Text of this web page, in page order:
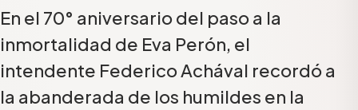
En el 70° aniversario del paso a la
inmortalidad de Eva Perón, el
intendente Federico Achával recordó a
la abanderada de los humildes en la